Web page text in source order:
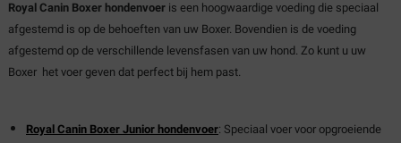
Royal Canin Boxer hondenvoer is een hoogwaardige voeding die speciaal
afgestemd is op de behoeften van uw Boxer. Bovendien is de voeding
afgestemd op de verschillende levensfasen van uw hond. Zo kunt u uw
Boxer het voer geven dat perfect bij hem past.
Royal Canin Boxer Junior hondenvoer: Speciaal voer voor opgroeiende